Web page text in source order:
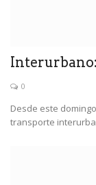
0
Desde este
transporte